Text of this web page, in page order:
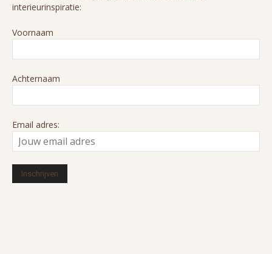
interieurinspiratie:
Voornaam
Achternaam
Email adres: